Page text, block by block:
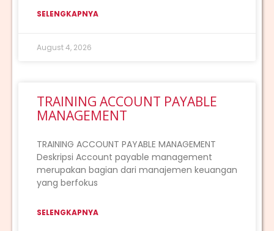
SELENGKAPNYA
August 4, 2026
TRAINING ACCOUNT PAYABLE
MANAGEMENT
TRAINING ACCOUNT PAYABLE MANAGEMENT
Deskripsi Account payable management
merupakan bagian dari manajemen keuangan
yang berfokus
SELENGKAPNYA